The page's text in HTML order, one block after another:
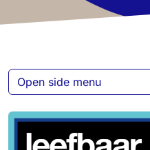
Open side menu